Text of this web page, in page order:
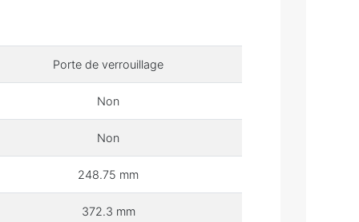
Porte de verrouillage
Non
Non
248.75 mm
372.3 mm